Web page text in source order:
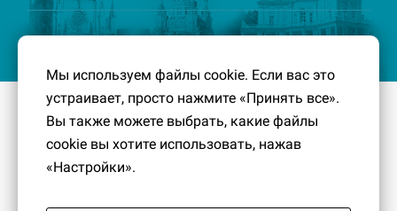
© 2016-2026 Южный берег Финского залива
малой Родины, без которого трудно представить себе
историко-культурный ландшафт Петербурга и
Ленинградской области.
PavelDesign
Мы используем файлы cookie. Если вас это
устраивает, просто нажмите «Принять все».
Вы также можете выбрать, какие файлы
cookie вы хотите использовать, нажав
«Настройки».